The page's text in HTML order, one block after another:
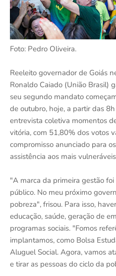
Foto: Pedro Oliveira.
Reeleito governador de Goiás
Ronaldo Caiado (União Brasil)
seu segundo mandato
de outubro, hoje, a partir das
entrevista coletiva momentos
vitória, com 51,80% dos votos
compromisso anunciado para
assistência aos mais
"A marca da primeira gestão
público. No meu próximo
pobreza", frisou. Para isso,
educação, saúde, geração de
programas sociais. "Fomos
implantamos, como Bolsa
Aluguel Social. Agora, vamos
e tirar as pessoas do ciclo da